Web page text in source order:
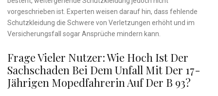
vorgeschrieben ist. Experten weisen darauf hin, dass fehlende
Schutzkleidung die Schwere von Verletzungen erhöht und im
Versicherungsfall sogar Ansprüche mindern kann.
Frage Vieler Nutzer: Wie Hoch Ist Der
Sachschaden Bei Dem Unfall Mit Der 17-
Jährigen Mopedfahrerin Auf Der B 93?